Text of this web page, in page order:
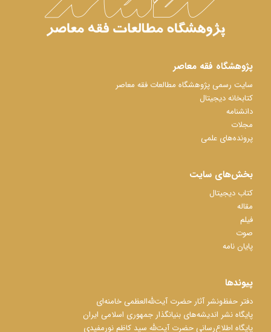
پژوهشگاه فقه معاصر
سایت رسمی پژوهشگاه مطالعات فقه معاصر
کتابخانه دیجیتال
دانشنامه
مجلات
پرونده‌های علمی
بخش‌های سایت
کتاب دیجیتال
مقاله
فیلم
صوت
پایان نامه
پیوندها
دفتر حفظ‌‌‌ونشر آثار حضرت آیت‌ﷲ‌العظمی خامنه‌ای
پایگاه نشر اندیشه‌های بنیانگذار جمهوری اسلامی ایران
پایگاه اطلاع‌رسانی حضرت آیت‌ﷲ سید کاظم نورمفیدی